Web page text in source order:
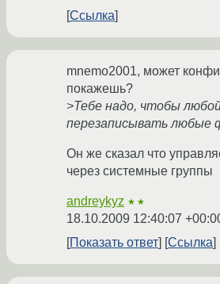
Ссылка
mnemo2001, может
покажешь?
>Тебе надо, чтобы
перезаписывать любые
Он же сказал что
через системные группы
andreykyz ★★
18.10.2009 12:40:07
Показать ответ
Ссылка